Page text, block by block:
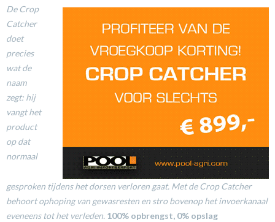
De Crop
Catcher
doet
precies
wat de
naam
zegt: hij
vangt het
product
op dat
normaal
gesproken tijdens het dorsen verloren gaat. Met de Crop Catcher
behoort ophoping van gewasresten en stro bovenop het invoerkanaal
eveneens tot het verleden. 100% opbrengst, 0% opslag